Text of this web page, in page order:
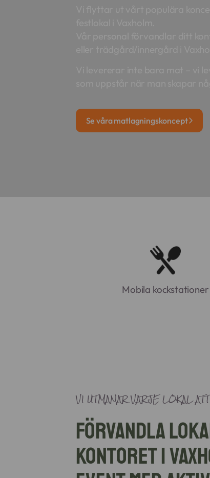
Se våra matlagningskoncept
Mobila kockstationer
VI UTMANAR VARJE LOKAL
Förvandla
kontoret i